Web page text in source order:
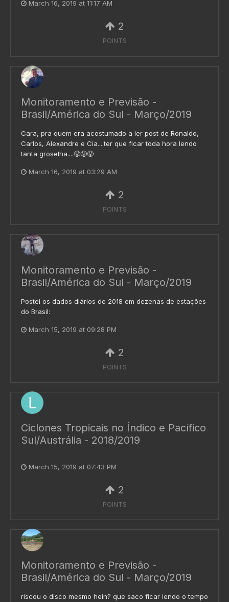
March 16, 2019 at 11:17 AM
2
POINTS
Monitoramento e Previsão -
Brasil/América do Sul - Março/2019
Cara, pra quem era acostumado a ler post de Ronaldo,
Carlos, Alexandre e Cia....ter que ficar toda hora lendo
tanta groselha....😤😤😤
March 16, 2019 at 03:29 AM
2
POINTS
Monitoramento e Previsão -
Brasil/América do Sul - Março/2019
Postei os dados diários de 2018 em dezenas de estações
do Brasil:
March 15, 2019 at 09:28 PM
2
POINTS
Ciclones Tropicais no Índico e Pacífico
Sul/Austrália - 2018/2019
March 15, 2019 at 07:43 PM
2
POINTS
Monitoramento e Previsão -
Brasil/América do Sul - Março/2019
riscou o disco mesmo hein? que saco ficar lendo o tempo